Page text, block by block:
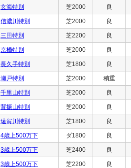
玄海特別 芝2000 良
信濃川特別 芝2000 良
三田特別 芝2200 良
京橋特別 芝2000 良
長久手特別 芝1800 良
瀬戸特別 芝2000 稍重
千里山特別 芝2000 良
背振山特別 芝2000 良
遠賀川特別 芝1800 良
4歳上500万下 ダ1800 良
3歳上500万下 芝2400 良
3歳上500万下 芝2200 良